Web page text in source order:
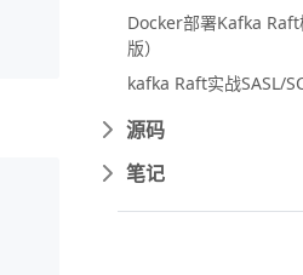
Docker部署Kafka
版）
kafka Raft实战SASL/
源码
笔记